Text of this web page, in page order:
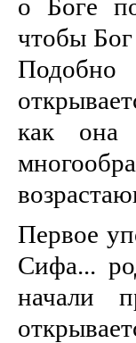
о Боге
чтобы
как она
Первое
Сифа...
начали